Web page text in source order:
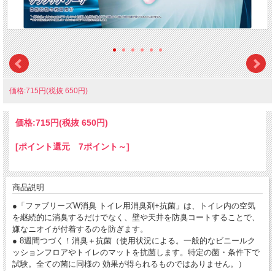
価格:715円(税抜 650円)
価格:715円(税抜 650円)
[ポイント還元 7ポイント～]
商品説明
●「ファブリーズW消臭 トイレ用消臭剤+抗菌」は、トイレ内の空気
を継続的に消臭するだけでなく、壁や天井を防臭コートすることで、
嫌なニオイが付着するのを防ぎます。
● 8週間つづく！消臭＋抗菌（使用状況による。一般的なビニールク
ッションフロアやトイレのマットを抗菌します。特定の菌・条件下で
試験。全ての菌に同様の 効果が得られるものではありません。）